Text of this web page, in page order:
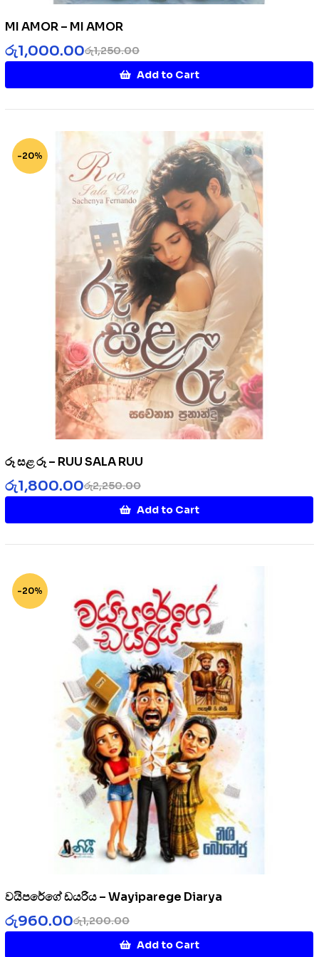
MI AMOR – MI AMOR
රු1,250.00
රු1,000.00
Add to Cart
-20%
රූ සළ රූ – RUU SALA RUU
රු2,250.00
රු1,800.00
Add to Cart
-20%
වයිපරේගේ ඩයරිය – Wayiparege Diarya
රු1,200.00
රු960.00
Add to Cart